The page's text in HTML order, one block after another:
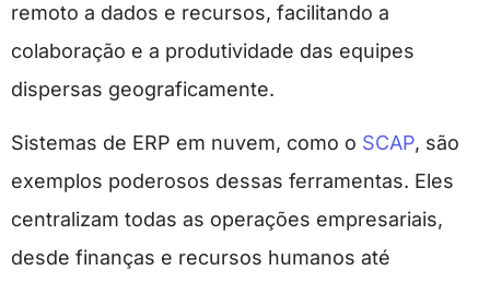
remoto a dados e recursos, facilitando a
colaboração e a produtividade das equipes
dispersas geograficamente.
Sistemas de ERP em nuvem, como o SCAP, são
exemplos poderosos dessas ferramentas. Eles
centralizam todas as operações empresariais,
desde finanças e recursos humanos até